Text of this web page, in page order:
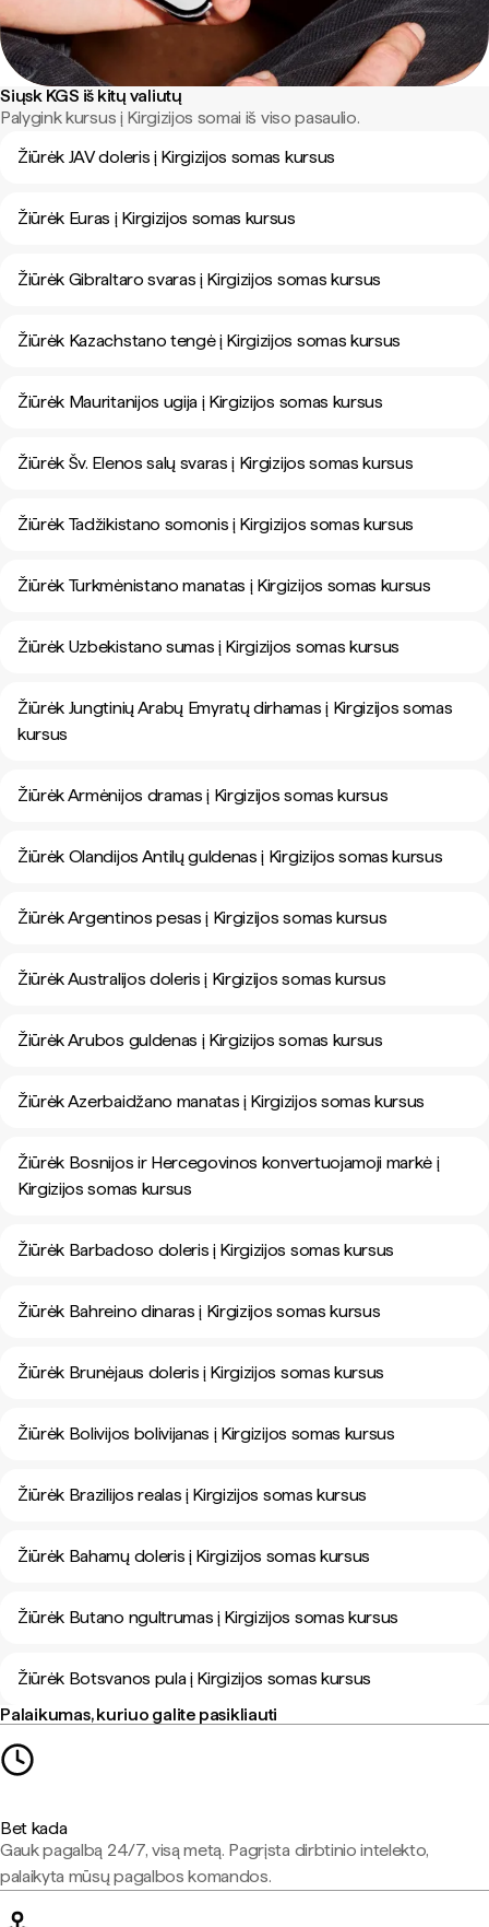
Siųsk KGS iš kitų valiutų
Palygink kursus į Kirgizijos somai iš viso pasaulio.
Žiūrėk JAV doleris į Kirgizijos somas kursus
Žiūrėk Euras į Kirgizijos somas kursus
Žiūrėk Gibraltaro svaras į Kirgizijos somas kursus
Žiūrėk Kazachstano tengė į Kirgizijos somas kursus
Žiūrėk Mauritanijos ugija į Kirgizijos somas kursus
Žiūrėk Šv. Elenos salų svaras į Kirgizijos somas kursus
Žiūrėk Tadžikistano somonis į Kirgizijos somas kursus
Žiūrėk Turkmėnistano manatas į Kirgizijos somas kursus
Žiūrėk Uzbekistano sumas į Kirgizijos somas kursus
Žiūrėk Jungtinių Arabų Emyratų dirhamas į Kirgizijos somas
kursus
Žiūrėk Armėnijos dramas į Kirgizijos somas kursus
Žiūrėk Olandijos Antilų guldenas į Kirgizijos somas kursus
Žiūrėk Argentinos pesas į Kirgizijos somas kursus
Žiūrėk Australijos doleris į Kirgizijos somas kursus
Žiūrėk Arubos guldenas į Kirgizijos somas kursus
Žiūrėk Azerbaidžano manatas į Kirgizijos somas kursus
Žiūrėk Bosnijos ir Hercegovinos konvertuojamoji markė į
Kirgizijos somas kursus
Žiūrėk Barbadoso doleris į Kirgizijos somas kursus
Žiūrėk Bahreino dinaras į Kirgizijos somas kursus
Žiūrėk Brunėjaus doleris į Kirgizijos somas kursus
Žiūrėk Bolivijos bolivijanas į Kirgizijos somas kursus
Žiūrėk Brazilijos realas į Kirgizijos somas kursus
Žiūrėk Bahamų doleris į Kirgizijos somas kursus
Žiūrėk Butano ngultrumas į Kirgizijos somas kursus
Žiūrėk Botsvanos pula į Kirgizijos somas kursus
Palaikumas, kuriuo galite pasikliauti
Bet kada
Gauk pagalbą 24/7, visą metą. Pagrįsta dirbtinio intelekto,
palaikyta mūsų pagalbos komandos.